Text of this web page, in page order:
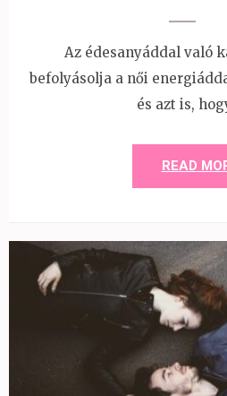
Az édesanyáddal való
befolyásolja a női
és azt is,
READ